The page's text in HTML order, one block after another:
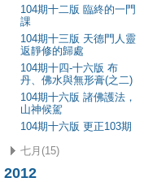
104期十二版 臨終的一門
課
104期十三版 天德門人靈
返靜修的歸處
104期十四-十六版 布
丹、佛水與無形膏(之二)
104期十六版 諸佛護法，
山神候駕
104期十六版 更正103期
七月(15)
2012